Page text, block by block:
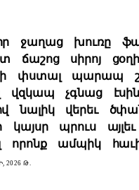
ջաղաց խուռը
ճաշոց սիրոյ
փստալ պարապ
վզկապ չգնաց
նալիկ վերեւ
կայսր պրուս այլեւ
որոնք ամպիկ
2026 Թ.